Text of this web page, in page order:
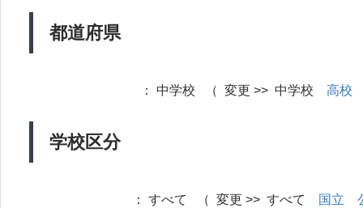
都道府県
学校区分
： 中学校 （ 変更 >> 中学校 高校
： すべて （ 変更 >> すべて 国立